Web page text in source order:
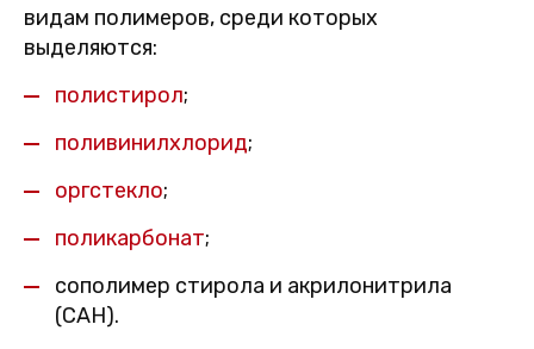
видам полимеров, среди которых
выделяются:
полистирол;
поливинилхлорид;
оргстекло;
поликарбонат;
сополимер стирола и акрилонитрила
(САН).